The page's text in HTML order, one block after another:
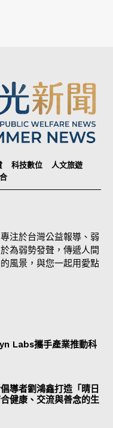
科技數位
人文旅遊
注於台灣公益報導、弱
為弱勢發聲，傳遞人間
風景，與您一起用愛點
Labs攜手產業推動科
導者劉鴻鑫打造「晴日
健康、交流與善念的生